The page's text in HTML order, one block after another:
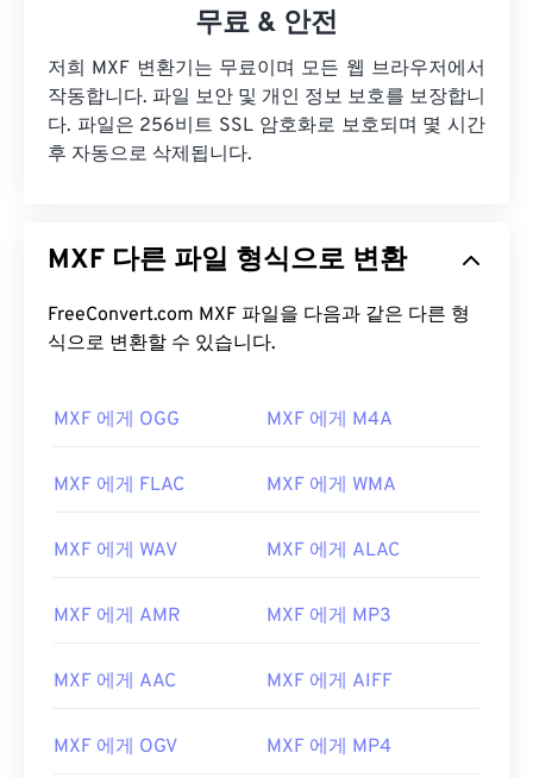
무료 & 안전
저희 MXF 변환기는 무료이며 모든 웹 브라우저에서
작동합니다. 파일 보안 및 개인 정보 보호를 보장합니
다. 파일은 256비트 SSL 암호화로 보호되며 몇 시간
후 자동으로 삭제됩니다.
MXF 다른 파일 형식으로 변환
FreeConvert.com MXF 파일을 다음과 같은 다른 형
식으로 변환할 수 있습니다.
MXF 에게 OGG MXF 에게 M4A
MXF 에게 FLAC MXF 에게 WMA
MXF 에게 WAV MXF 에게 ALAC
MXF 에게 AMR MXF 에게 MP3
MXF 에게 AAC MXF 에게 AIFF
MXF 에게 OGV MXF 에게 MP4